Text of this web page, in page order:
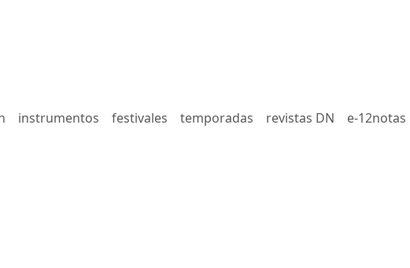
instrumentos festivales temporadas revistas DN e-12notas